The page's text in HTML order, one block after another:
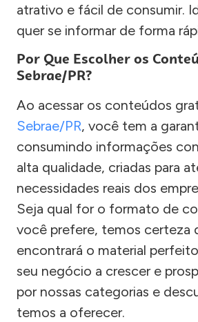
atrativo e fácil de consumir.
quer se informar de forma
Por Que Escolher os
Sebrae/PR?
Ao acessar os conteúdos
Sebrae/PR, você tem a
consumindo informações
alta qualidade, criadas para
necessidades reais dos
Seja qual for o formato de
você prefere, temos certeza
encontrará o material
seu negócio a crescer e
por nossas categorias e
temos a oferecer.